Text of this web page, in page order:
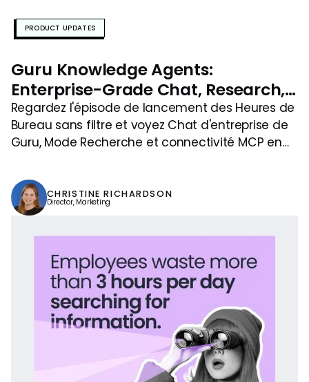
PRODUCT UPDATES
Guru Knowledge Agents:
Enterprise-Grade Chat, Research,
and MCP (UFOH Launch)
Regardez l'épisode de lancement des Heures de
Bureau sans filtre et voyez Chat d'entreprise de
Guru, Mode Recherche et connectivité MCP en
permissions, que vos équipes peuvent utiliser
n'importe où.
CHRISTINE RICHARDSON
Director, Marketing